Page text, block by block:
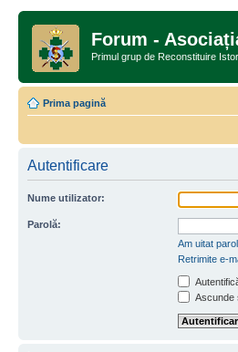
Forum -
Primul grup de Reconstituire
Prima pagină
Autentificare
Nume utilizator:
Parolă:
Am uitat
Retrimite e-
Ascunde